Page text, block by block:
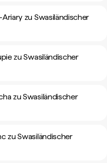
zu Swasiländischer
zu Swasiländischer
zu Swasiländischer
zu Swasiländischer